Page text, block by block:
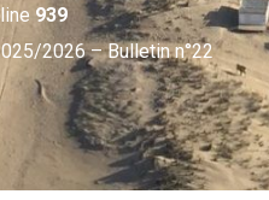
939
2026 – Bulletin n°22